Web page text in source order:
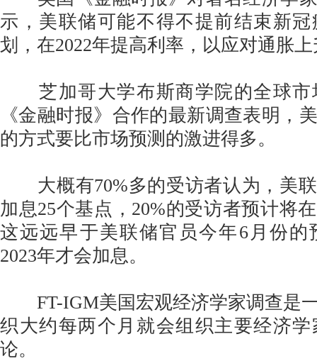
示，美联储可能不得不提前结束新
划，在2022年提高利率，以应对通胀
芝加哥大学布斯商学院的全球市
《金融时报》合作的最新调查表明，
的方式要比市场预测的激进得多。
大概有70%多的受访者认为，美联
加息25个基点，20%的受访者预计将
这远远早于美联储官员今年6月份的
2023年才会加息。
FT-IGM美国宏观经济学家调查是
织大约每两个月就会组织主要经济
论。